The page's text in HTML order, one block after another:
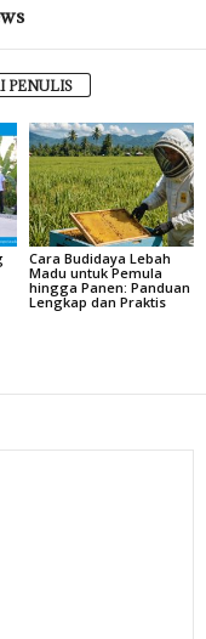
PENULIS
Cara Budidaya Lebah
Madu untuk Pemula
hingga Panen: Panduan
Lengkap dan Praktis